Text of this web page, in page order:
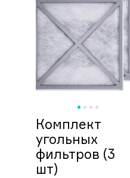
Комплект
угольных
фильтров (3
шт)